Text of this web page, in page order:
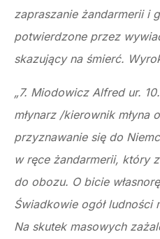
zapraszanie żandarmerii i
potwierdzone przez
skazujący na śmierć.
„7. Miodowicz Alfred ur.
młynarz /kierownik młyna
przyznawanie się do
w ręce żandarmerii, który
do obozu. O bicie
Świadkowie ogół ludności
Na skutek masowych